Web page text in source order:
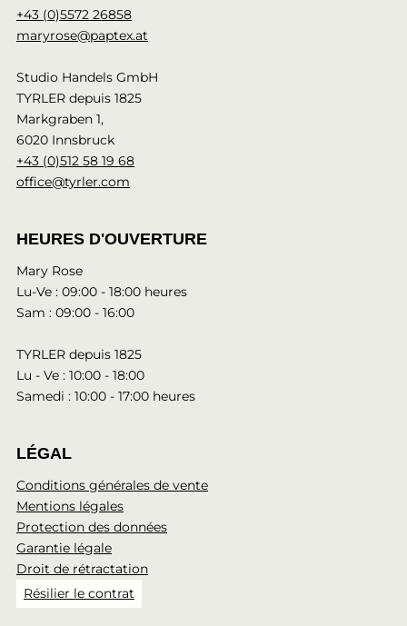
+43 (0)5572 26858
maryrose@paptex.at
Studio Handels GmbH
TYRLER depuis 1825
Markgraben 1,
6020 Innsbruck
+43 (0)512 58 19 68
office@tyrler.com
HEURES D'OUVERTURE
Mary Rose
Lu-Ve : 09:00 - 18:00 heures
Sam : 09:00 - 16:00
TYRLER depuis 1825
Lu - Ve : 10:00 - 18:00
Samedi : 10:00 - 17:00 heures
LÉGAL
Conditions générales de vente
Mentions légales
Protection des données
Garantie légale
Droit de rétractation
Résilier le contrat